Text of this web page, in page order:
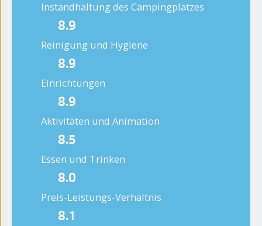
Instandhaltung des Campingplatzes
8.9
Reinigung und Hygiene
8.9
Einrichtungen
8.9
Aktivitäten und Animation
8.5
Essen und Trinken
8.0
Preis-Leistungs-Verhältnis
8.1